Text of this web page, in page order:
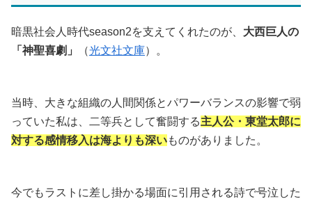
暗黒社会人時代season2を支えてくれたのが、 大西巨人の
「神聖喜劇」
（光文社文庫）。
当時、大きな組織の人間関係とパワーバランスの影響で弱
っていた私は、二等兵として奮闘する主人公・東堂太郎に
対する感情移入は海よりも深いものがありました。
今でもラストに差し掛かる場面に引用される詩で号泣した